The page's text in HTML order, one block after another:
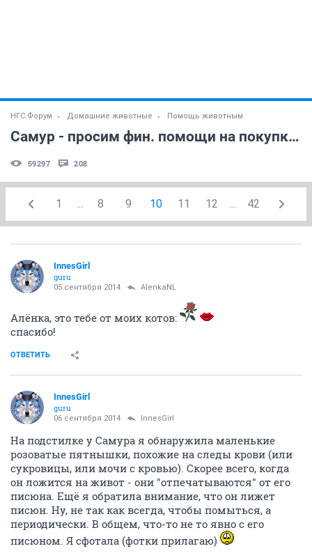
НГС.Форум Домашние животные Помощь животным
Самур - просим фин. помощи на покупку лечебного корма!
59297 208
1 8 9 10 11 12 42
InnesGirl
guru
05 сентября 2014 AlenkaNL
Алёнка, это тебе от моих котов:
спасибо!
ОТВЕТИТЬ
InnesGirl
guru
06 сентября 2014 InnesGirl
На подстилке у Самура я обнаружила маленькие
розоватые пятнышки, похожие на следы крови (или
сукровицы, или мочи с кровью). Скорее всего, когда
он ложится на живот - они "отпечатываются" от его
писюна. Ещё я обратила внимание, что он лижет
писюн. Ну, не так как всегда, чтобы помыться, а
периодически. В общем, что-то не то явно с его
писюном. Я сфотала (фотки прилагаю)